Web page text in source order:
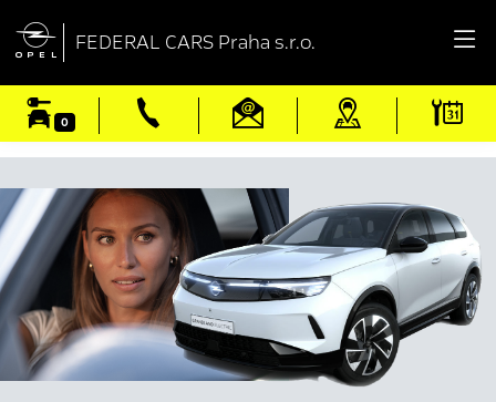
 FEDERAL CARS Praha s.r.o.
0